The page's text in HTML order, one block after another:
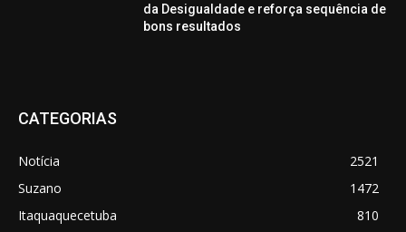
da Desigualdade e reforça sequência de
bons resultados
CATEGORIAS
Notícia
2521
Suzano
1472
Itaquaquecetuba
810